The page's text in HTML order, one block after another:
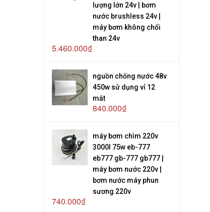
lượng lớn 24v | bơm
nước brushless 24v |
máy bơm không chổi
than 24v
5.460.000₫
nguồn chống nước 48v
450w sử dụng vỉ 12
mắt
840.000₫
máy bơm chìm 220v
3000l 75w eb-777
eb777 gb-777 gb777 |
máy bơm nước 220v |
bơm nước máy phun
sương 220v
740.000₫